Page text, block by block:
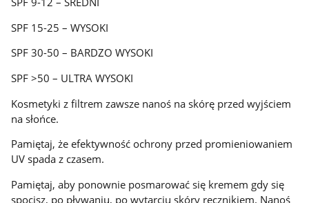
SPF 15-25 – WYSOKI
SPF 30-50 – BARDZO WYSOKI
SPF >50 – ULTRA WYSOKI
Kosmetyki z filtrem zawsze nanoś na skórę przed wyjściem
na słońce.
Pamiętaj, że efektywność ochrony przed promieniowaniem
UV spada z czasem.
Pamiętaj, aby ponownie posmarować się kremem gdy się
spocisz, po pływaniu, po wytarciu skóry ręcznikiem. Nanoś